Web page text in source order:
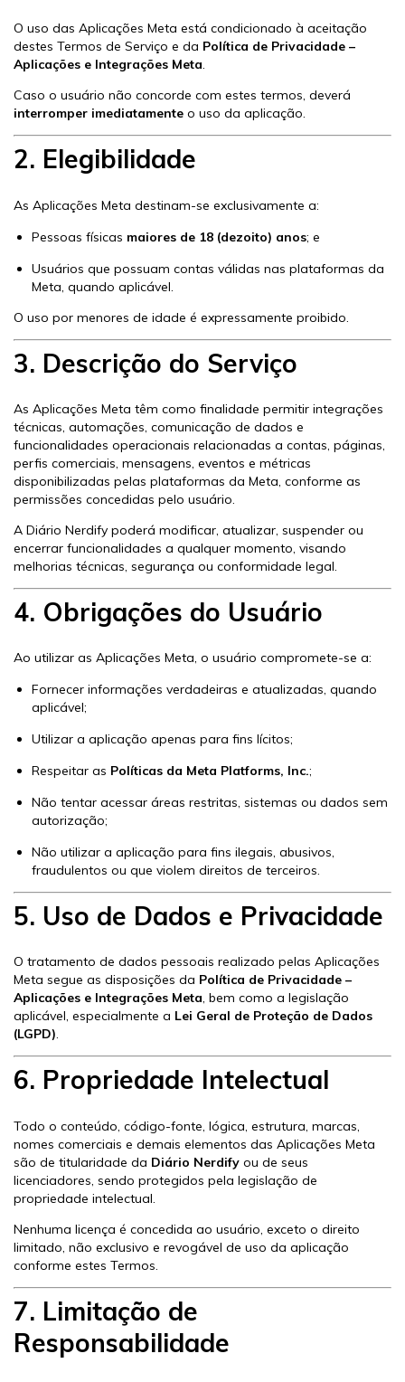
O uso das Aplicações Meta está condicionado à aceitação
destes Termos de Serviço e da Política de Privacidade –
Aplicações e Integrações Meta.
Caso o usuário não concorde com estes termos, deverá
interromper imediatamente o uso da aplicação.
2. Elegibilidade
As Aplicações Meta destinam-se exclusivamente a:
Pessoas físicas maiores de 18 (dezoito) anos; e
Usuários que possuam contas válidas nas plataformas da
Meta, quando aplicável.
O uso por menores de idade é expressamente proibido.
3. Descrição do Serviço
As Aplicações Meta têm como finalidade permitir integrações
técnicas, automações, comunicação de dados e
funcionalidades operacionais relacionadas a contas, páginas,
perfis comerciais, mensagens, eventos e métricas
disponibilizadas pelas plataformas da Meta, conforme as
permissões concedidas pelo usuário.
A Diário Nerdify poderá modificar, atualizar, suspender ou
encerrar funcionalidades a qualquer momento, visando
melhorias técnicas, segurança ou conformidade legal.
4. Obrigações do Usuário
Ao utilizar as Aplicações Meta, o usuário compromete-se a:
Fornecer informações verdadeiras e atualizadas, quando
aplicável;
Utilizar a aplicação apenas para fins lícitos;
Respeitar as Políticas da Meta Platforms, Inc.;
Não tentar acessar áreas restritas, sistemas ou dados sem
autorização;
Não utilizar a aplicação para fins ilegais, abusivos,
fraudulentos ou que violem direitos de terceiros.
5. Uso de Dados e Privacidade
O tratamento de dados pessoais realizado pelas Aplicações
Meta segue as disposições da Política de Privacidade –
Aplicações e Integrações Meta, bem como a legislação
aplicável, especialmente a Lei Geral de Proteção de Dados
(LGPD).
6. Propriedade Intelectual
Todo o conteúdo, código-fonte, lógica, estrutura, marcas,
nomes comerciais e demais elementos das Aplicações Meta
são de titularidade da Diário Nerdify ou de seus
licenciadores, sendo protegidos pela legislação de
propriedade intelectual.
Nenhuma licença é concedida ao usuário, exceto o direito
limitado, não exclusivo e revogável de uso da aplicação
conforme estes Termos.
7. Limitação de
Responsabilidade